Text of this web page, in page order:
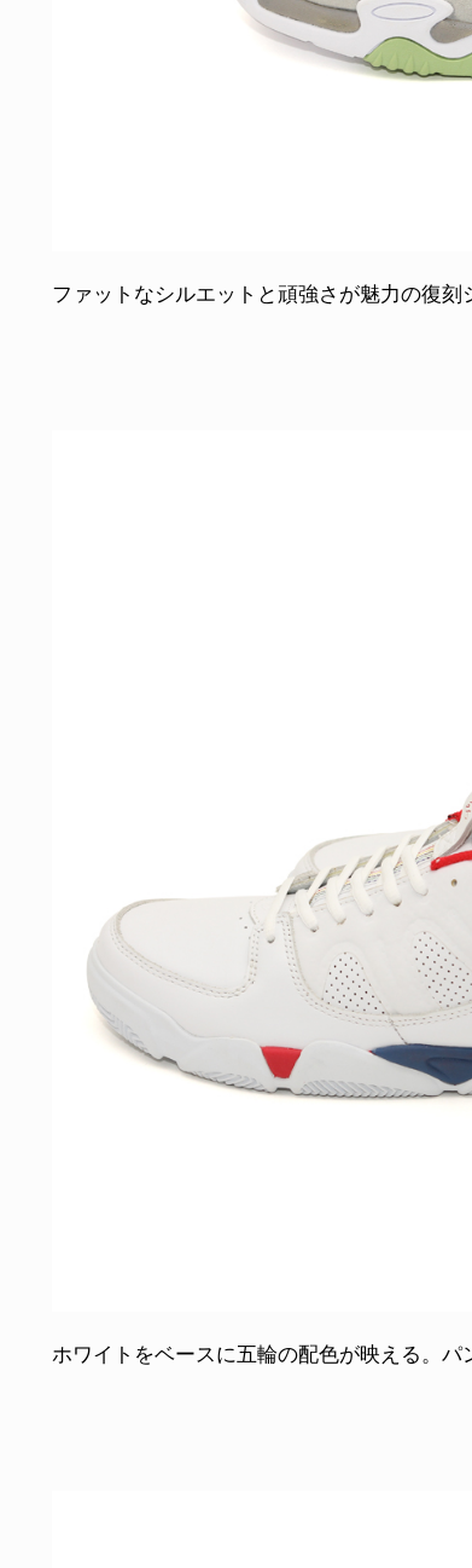
ファットなシルエットと頑強さが魅力の復
ホワイトをベースに五輪の配色が映える。